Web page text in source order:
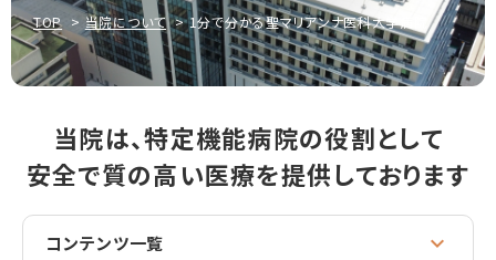
TOP 当院について 1分で分かる聖マリアンナ医科大学病院
当院は、特定機能病院の役割として
安全で質の高い医療を提供しております
コンテンツ一覧